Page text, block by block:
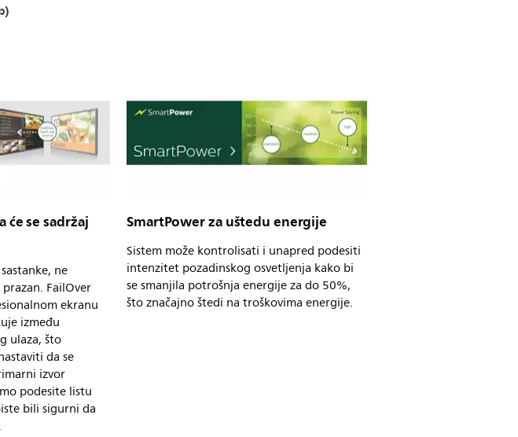
će se sadržaj
ne
FailOver
ekranu
između
ulaza, što
da se
izvor
podesite listu
bili sigurni da
SmartPower za uštedu energije
Sistem može kontrolisati i unapred podesiti
intenzitet pozadinskog osvetljenja kako bi
se smanjila potrošnja energije za do 50%,
što značajno štedi na troškovima energije.